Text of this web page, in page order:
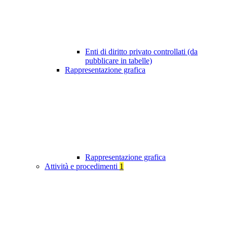
Enti di diritto privato controllati (da
pubblicare in tabelle)
Rappresentazione grafica
Rappresentazione grafica
Attività e procedimenti 1